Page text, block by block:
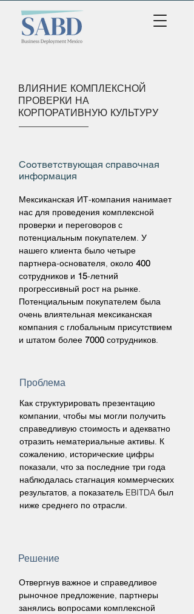
ВЛИЯНИЕ КОМПЛЕКСНОЙ
ПРОВЕРКИ НА
КОРПОРАТИВНУЮ КУЛЬТУРУ
Соответствующая справочная
информация
Мексиканская ИТ-компания нанимает
нас для проведения комплексной
проверки и переговоров с
потенциальным покупателем. У
нашего клиента было четыре
партнера-основателя, около 400
сотрудников и 15-летний
прогрессивный рост на рынке.
Потенциальным покупателем была
очень влиятельная мексиканская
компания с глобальным присутствием
и штатом более 7000 сотрудников.
Проблема
Как структурировать презентацию
компании, чтобы мы могли получить
справедливую стоимость и адекватно
отразить нематериальные активы. К
сожалению, исторические цифры
показали, что за последние три года
наблюдалась стагнация коммерческих
результатов, а показатель EBITDA был
ниже среднего по отрасли.
Решение
Отвергнув важное и справедливое
рыночное предложение, партнеры
занялись вопросами комплексной